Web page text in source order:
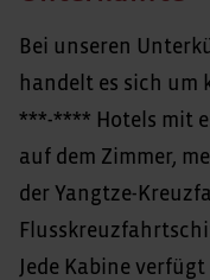
Bei unseren
handelt es sich um
***-**** Hotels mit
auf dem Zimmer,
der Yangtze-
Jede Kabine